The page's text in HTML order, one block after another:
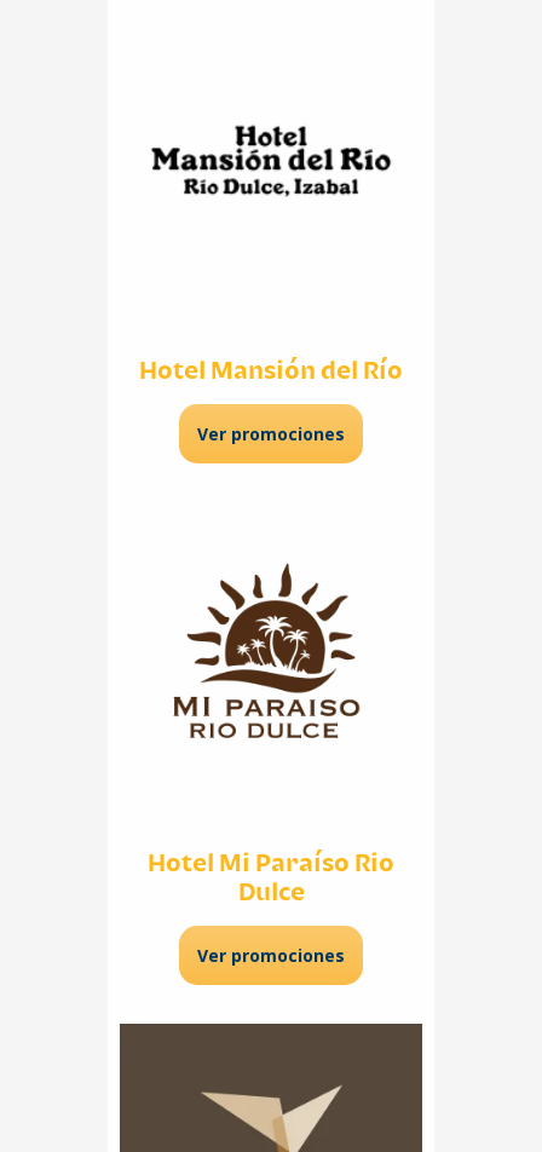
Hotel Mansión del Río
Ver promociones
Hotel Mi Paraíso Rio
Dulce
Ver promociones